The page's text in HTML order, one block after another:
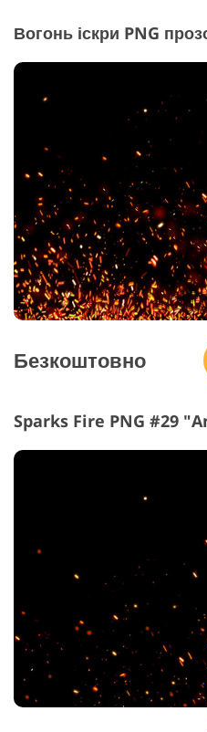
Безкоштовно
Sparks Fire PNG #29